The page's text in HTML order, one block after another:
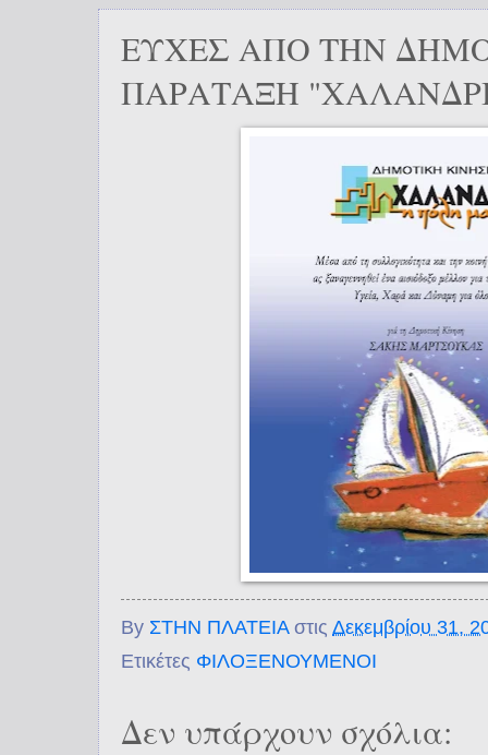
ΕΥΧΕΣ ΑΠΟ ΤΗΝ
ΠΑΡΑΤΑΞΗ
By ΣΤΗΝ ΠΛΑΤΕΙΑ στις Δεκεμβρίου 31,
Ετικέτες ΦΙΛΟΞΕΝΟΥΜΕΝΟΙ
Δεν υπάρχουν σχόλια: